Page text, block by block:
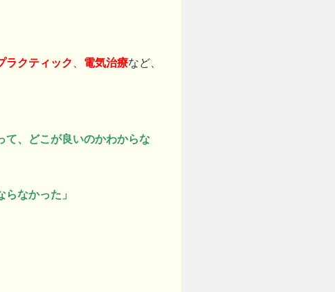
ラクティック 電気治療など、
て、どこが良いのかわからな
なかった」